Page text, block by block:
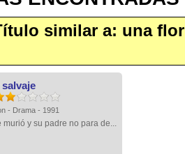
similar a: una flor
- Drama - 1991
murió y su padre no para de...